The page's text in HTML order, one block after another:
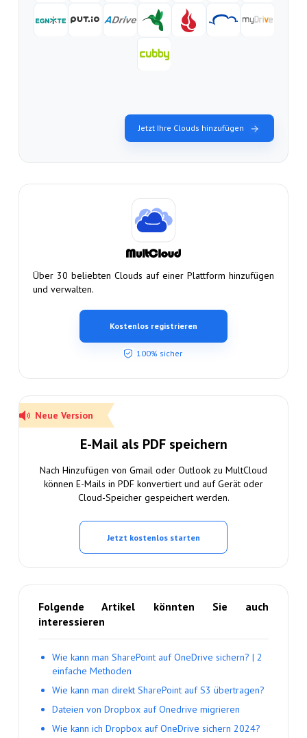
Jetzt Ihre Clouds hinzufügen
Über 30 beliebten Clouds auf einer Plattform hinzufügen
und verwalten.
Kostenlos registrieren
100% sicher
Neue Version
E-Mail als PDF speichern
Nach Hinzufügen von Gmail oder Outlook zu MultCloud
können E-Mails in PDF konvertiert und auf Gerät oder
Cloud-Speicher gespeichert werden.
Jetzt kostenlos starten
Folgende Artikel könnten Sie auch
interessieren
Wie kann man SharePoint auf OneDrive sichern? | 2
einfache Methoden
Wie kann man direkt SharePoint auf S3 übertragen?
Dateien von Dropbox auf Onedrive migrieren
Wie kann ich Dropbox auf OneDrive sichern 2024?